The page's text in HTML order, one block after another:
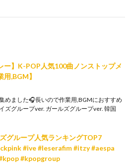
ー】K-POP人気100曲ノンストップメ
用,BGM】
めました🎧長いので作業用,BGMにおすすめ
ズグループver. ガールズグループver. 韓国
グループ人気ランキングTOP7
#ive #leserafim #itzy #aespa
#kpopgroup